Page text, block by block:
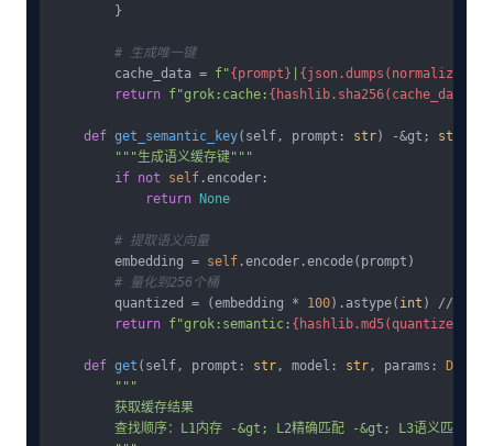
        }
# 生成唯一键
        cache_data =
f"{prompt}
return f"grok:cache:
def get_semantic_key( self, prompt: str) -&gt; str
"""生成语义缓存键"""
if not self .encoder:
return None
# 提取语义向量
        embedding =
self .encoder.encode(prompt)
# 量化到256个桶
        quantized = (embedding *
100).astype( int ) //
return f"grok:semantic:
def get ( self, prompt: str , model: str , params: Dict
"""
        获取缓存结果
        查找顺序：L1内存 -&gt; L2精确匹配 -&gt; L3语义匹配